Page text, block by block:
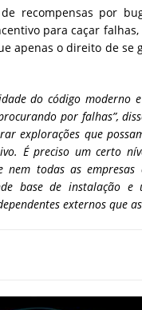
recompensas por
para caçar
apenas o direito de
do código
por falhas”,
explorações que
É preciso um certo
nem todas as
base de instalação
externos que